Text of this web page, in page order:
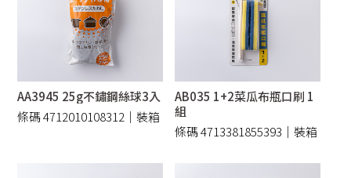
AA3945 25g不鏽鋼絲球3入
條碼 4712010108312｜裝箱
AB035 1+2菜瓜布瓶口刷 1
組
條碼 4713381855393｜裝箱